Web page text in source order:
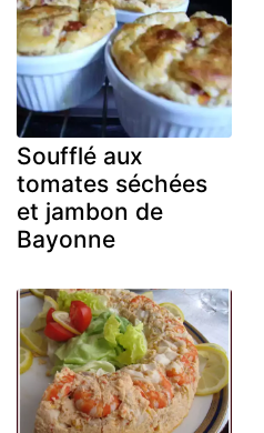
Soufflé aux
tomates séchées
et jambon de
Bayonne